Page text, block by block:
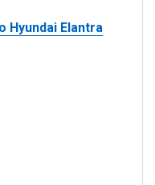
Hyundai Elantra